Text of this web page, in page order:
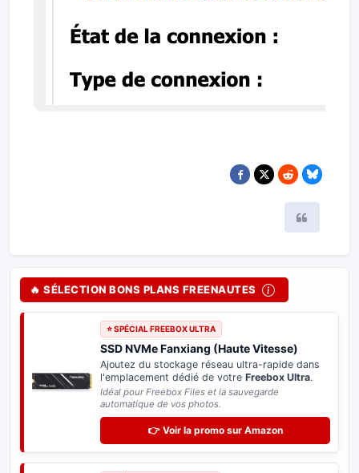
🔥 SÉLECTION BONS PLANS FREENAUTES
⭐ SPÉCIAL FREEBOX ULTRA
SSD NVMe Fanxiang (Haute Vitesse)
Ajoutez du stockage réseau ultra-rapide dans
l'emplacement dédié de votre Freebox Ultra.
Idéal pour Freebox Files et la sauvegarde
automatique de vos photos.
👉 Voir la promo sur Amazon